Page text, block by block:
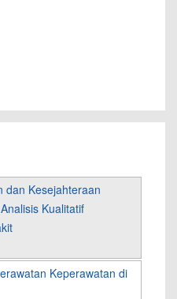
dan Kesejahteraan
Kualitatif
Keperawatan di